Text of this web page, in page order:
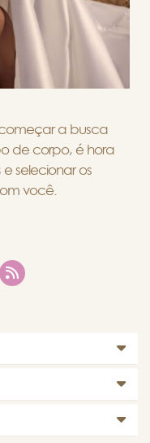
a busca
de corpo, é hora
e selecionar os
você.